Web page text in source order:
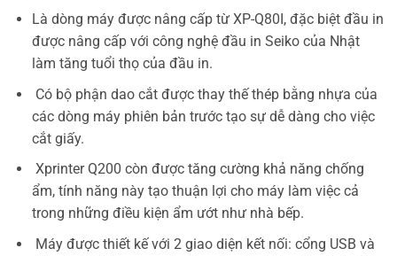
Là dòng máy được nâng cấp từ XP-Q80I, đặc biệt đầu in
được nâng cấp với công nghệ đầu in Seiko của Nhật
làm tăng tuổi thọ của đầu in.
Có bộ phận dao cắt được thay thế thép bằng nhựa của
các dòng máy phiên bản trước tạo sự dễ dàng cho việc
cắt giấy.
Xprinter Q200 còn được tăng cường khả năng chống
ẩm, tính năng này tạo thuận lợi cho máy làm việc cả
trong những điều kiện ẩm ướt như nhà bếp.
Máy được thiết kế với 2 giao diện kết nối: cổng USB và